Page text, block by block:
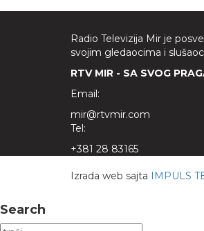
Radio Televizija Mir je
svojim gledaocima i
RTV MIR - SA SVOG
Email:
mir@rtvmir.com
Tel:
+381 28 83165
Izrada web sajta IMPULS
Search